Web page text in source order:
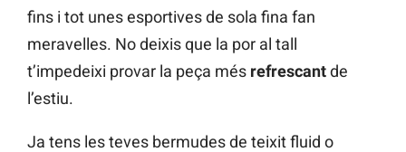
fins i tot unes esportives de sola fina fan
meravelles. No deixis que la por al tall
t’impedeixi provar la peça més refrescantde
l’estiu.
Ja tens les teves bermudes de teixit fluid o